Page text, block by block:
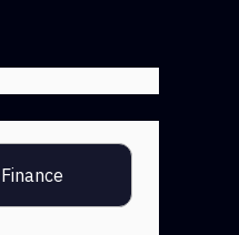
Finance